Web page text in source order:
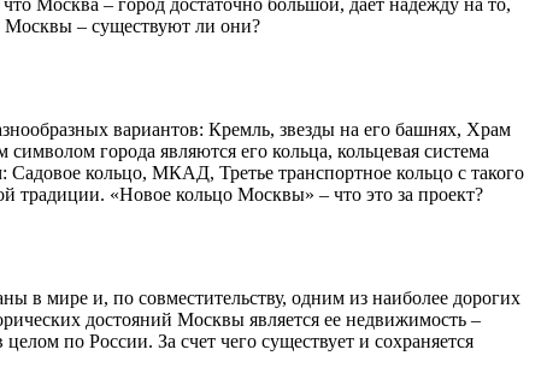
Москвы – существуют ли они?
вариантов: Кремль, звезды на его башнях, Храм
города являются его кольца, кольцевая система
Садовое кольцо, МКАД, Третье транспортное кольцо с такого
традиции. «Новое кольцо Москвы» – что это за проект?
в мире и, по совместительству, одним из наиболее дорогих
достояний Москвы является ее недвижимость –
по России. За счет чего существует и сохраняется